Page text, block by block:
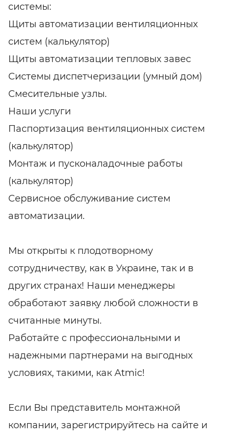
системы:
Щиты автоматизации вентиляционных
систем (калькулятор)
Щиты автоматизации тепловых завес
Системы диспетчеризации (умный дом)
Смесительные узлы.
Наши услуги
Паспортизация вентиляционных систем
(калькулятор)
Монтаж и пусконаладочные работы
(калькулятор)
Сервисное обслуживание систем
автоматизации.
Мы открыты к плодотворному
сотрудничеству, как в Украине, так и в
других странах! Наши менеджеры
обработают заявку любой сложности в
считанные минуты.
Работайте с профессиональными и
надежными партнерами на выгодных
условиях, такими, как Atmic!
Если Вы представитель монтажной
компании, зарегистрируйтесь на сайте и